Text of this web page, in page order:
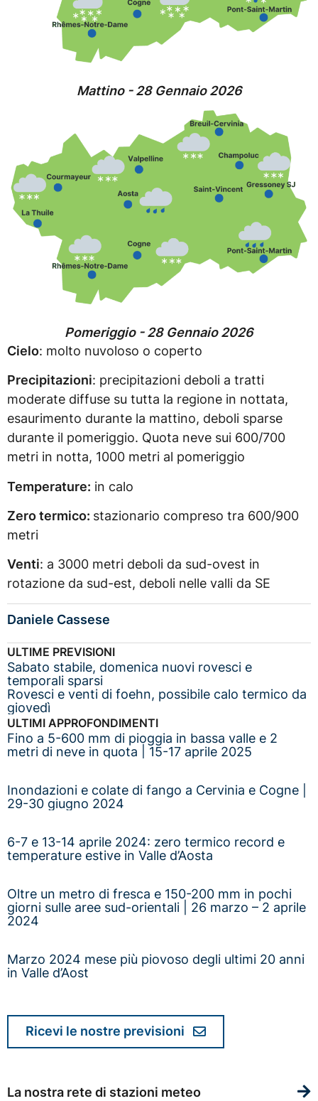
Mattino - 28 Gennaio 2026
Pomeriggio - 28 Gennaio 2026
Cielo: molto nuvoloso o coperto
Precipitazioni: precipitazioni deboli a tratti
moderate diffuse su tutta la regione in nottata,
esaurimento durante la mattino, deboli sparse
durante il pomeriggio. Quota neve sui 600/700
metri in notta, 1000 metri al pomeriggio
Temperature: in calo
Zero termico: stazionario compreso tra 600/900
metri
Venti: a 3000 metri deboli da sud-ovest in
rotazione da sud-est, deboli nelle valli da SE
Daniele Cassese
ULTIME PREVISIONI
Sabato stabile, domenica nuovi rovesci e
temporali sparsi
Rovesci e venti di foehn, possibile calo termico da
giovedì
ULTIMI APPROFONDIMENTI
Fino a 5-600 mm di pioggia in bassa valle e 2
metri di neve in quota | 15-17 aprile 2025
Inondazioni e colate di fango a Cervinia e Cogne |
29-30 giugno 2024
6-7 e 13-14 aprile 2024: zero termico record e
temperature estive in Valle d’Aosta
Oltre un metro di fresca e 150-200 mm in pochi
giorni sulle aree sud-orientali | 26 marzo – 2 aprile
2024
Marzo 2024 mese più piovoso degli ultimi 20 anni
in Valle d’Aost
Ricevi le nostre previsioni
La nostra rete di stazioni meteo